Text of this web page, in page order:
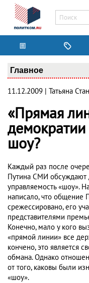
Главное
11.12.2009 | Татьяна
«Прямая
шоу?
Каждый раз после
Путина СМИ обсуждают
управляемость «шоу».
написало, что
срежессировано, его
представителями
Конечно, мало у кого
«прямой линии» все
кончено, это является
обмана. Однако
от того, каковы были
«шоу».